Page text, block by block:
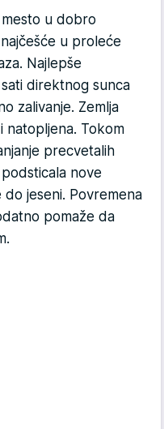
u dobro
u proleće
Najlepše
direktnog sunca
zalivanje. Zemlja
natopljena. Tokom
precvetalih
nove
jeseni. Povremena
pomaže da